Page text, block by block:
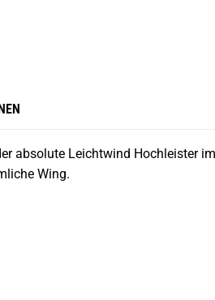
absolute Leichtwind Hochleister
Wing.